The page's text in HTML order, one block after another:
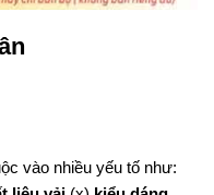
vào nhiều yếu tố như: